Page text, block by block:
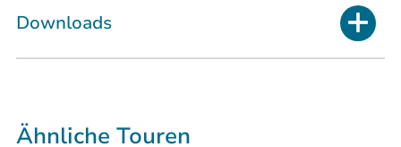
Downloads
Ähnliche Touren